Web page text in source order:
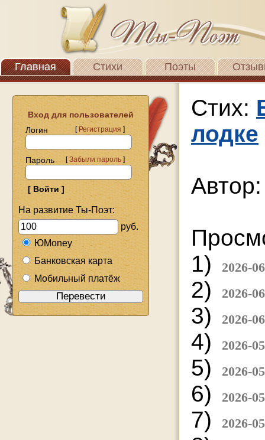
Главная Стихи Поэты
Вход для пользователей
Логин
[Регистрация]
Пароль [Забыли пароль]
На развитие Ты-Поэт:
руб.
ЮMoney
Банковская карта
Мобильный платёж
Стих:
лодке
1)
2026-
2) 2026-
3) 2026-
4) 2026-
5) 2026-
6) 2026-
7) 2026-